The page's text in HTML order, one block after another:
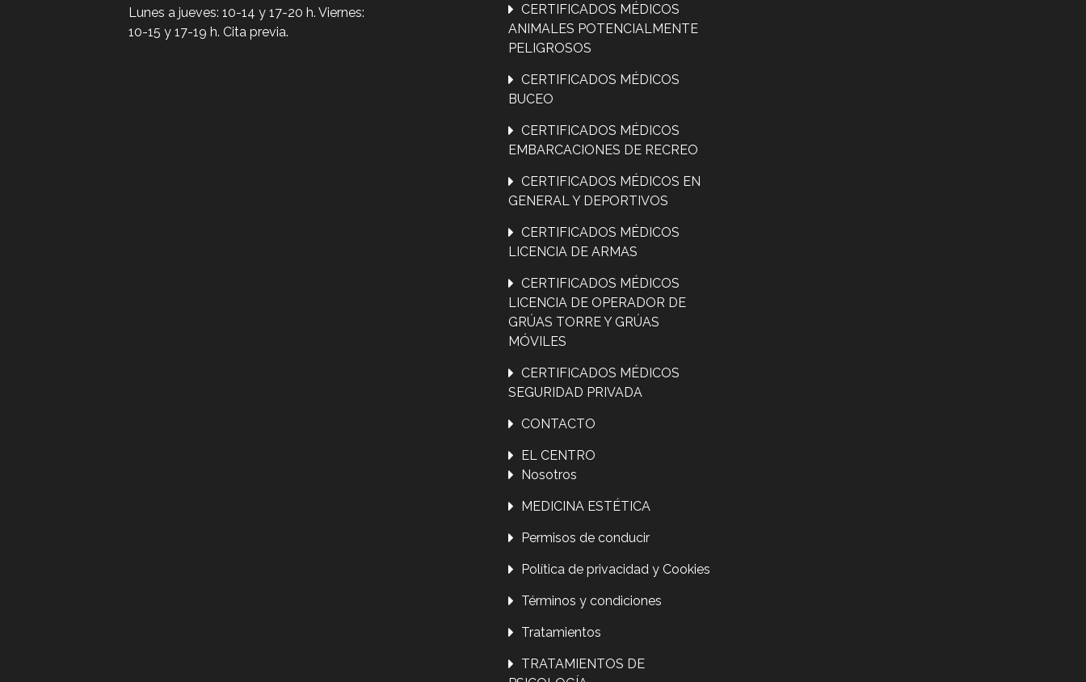
Lunes a jueves: 10-14 y 17-20 h. Viernes:
10-15 y 17-19 h. Cita previa.
CERTIFICADOS MÉDICOS
ANIMALES POTENCIALMENTE
PELIGROSOS
CERTIFICADOS MÉDICOS
BUCEO
CERTIFICADOS MÉDICOS
EMBARCACIONES DE RECREO
CERTIFICADOS MÉDICOS EN
GENERAL Y DEPORTIVOS
CERTIFICADOS MÉDICOS
LICENCIA DE ARMAS
CERTIFICADOS MÉDICOS
LICENCIA DE OPERADOR DE
GRÚAS TORRE Y GRÚAS
MÓVILES
CERTIFICADOS MÉDICOS
SEGURIDAD PRIVADA
CONTACTO
EL CENTRO
Nosotros
MEDICINA ESTÉTICA
Permisos de conducir
Política de privacidad y Cookies
Términos y condiciones
Tratamientos
TRATAMIENTOS DE